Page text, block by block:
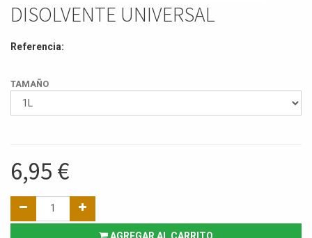
DISOLVENTE UNIVERSAL
Referencia:
TAMAÑO
6,95 €